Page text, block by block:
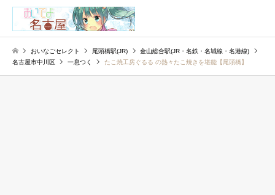
おいなごセレクト 尾頭橋駅(JR)
金山総合駅(JR・名鉄・名城線・名港線)
名古屋市中川区
一息つく たこ焼工房ぐるる の熱々たこ焼きを堪能【尾頭橋】